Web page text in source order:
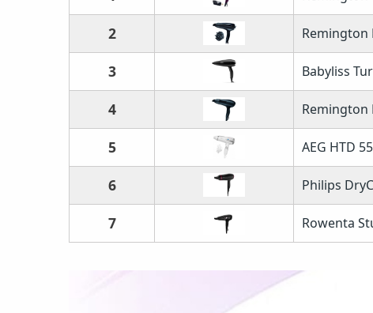
6. Philips DryCare Essential BHD029/00
7. Rowenta Studio Dry CV5820
2 Remington
3 Babyliss
4 Remington
5 AEG HTD
6 Philips
7 Rowenta